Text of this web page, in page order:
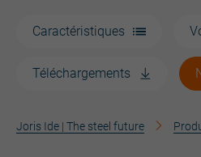
Caractéristiques
Téléchargements
Joris Ide | The steel future